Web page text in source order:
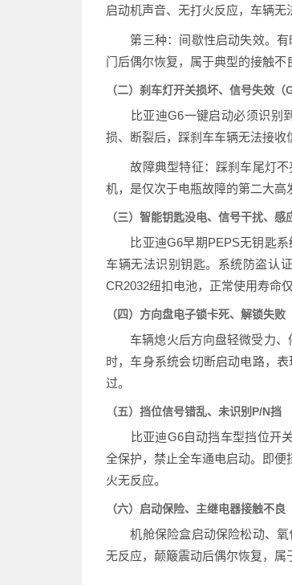
启动机声音、无打火反应，车辆无
第三种：间歇性启动失效。有
门后偶尔恢复，属于典型的接触不
（二）刹车灯开关损坏、信号失效（
比亚迪G6一键启动必须识别到
损、断裂后，踩刹车车辆无法接收
故障典型特征：踩刹车尾灯不
机，是仅次于电瓶故障的第二大高
（三）智能钥匙没电、信号干扰、感
比亚迪G6早期PEPS无钥匙系
车辆无法识别钥匙。系统防盗认
CR2032纽扣电池，正常使用寿命
（四）方向盘电子锁卡死、解锁失败
车辆熄火后方向盘轻微受力、
时，车身系统会切断启动电路，
过。
（五）挡位信号错乱、未识别P/N挡
比亚迪G6自动挡车型挡位开关
全保护，禁止全车通电启动。即
火无反应。
（六）启动保险、主继电器接触不良
机舱保险盒启动保险松动、氧
无反应，颠簸震动后偶尔恢复，属